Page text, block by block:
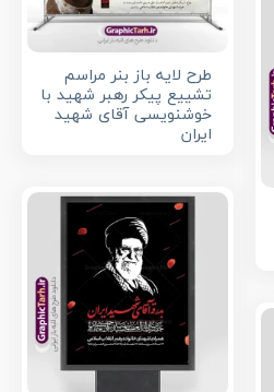
طرح لایه باز بنر مراسم
تشییع پیکر رهبر شهید با
خوشنویسی آقای شهید
ایران